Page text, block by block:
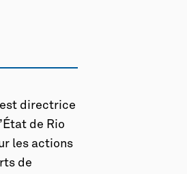
directrice
de Rio
les actions
de